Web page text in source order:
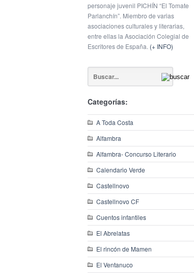
personaje juvenil PICHÍN “El Tomate
Parlanchín”. Miembro de varias
asociaciones culturales y literarias,
entre ellas la Asociación Colegial de
Escritores de España. (+ INFO)
Categorías:
A Toda Costa
Alfambra
Alfambra- Concurso Literario
Calendario Verde
Castellnovo
Castellnovo CF
Cuentos infantiles
El Abrelatas
El rincón de Mamen
El Ventanuco